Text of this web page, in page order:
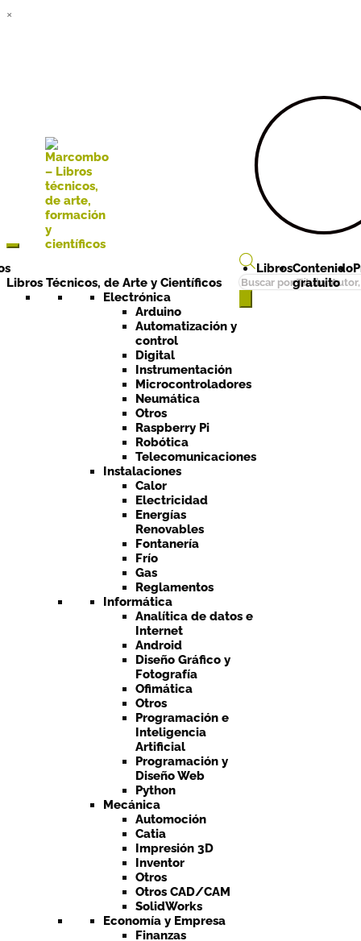
×
Búsqueda
de
Libros Técnicos, de Arte y Científicos
Electrónica
Arduino
Automatización y
control
Digital
Instrumentación
Microcontroladores
Neumática
Otros
Raspberry Pi
Robótica
Telecomunicaciones
Instalaciones
Calor
Electricidad
Energías
Renovables
Fontanería
Frío
Gas
Reglamentos
Informática
Analítica de datos e
Internet
Android
Diseño Gráfico y
Fotografía
Ofimática
Otros
Programación e
Inteligencia
Artificial
Programación y
Diseño Web
Python
Mecánica
Automoción
Catia
Impresión 3D
Inventor
Otros
Otros CAD/CAM
SolidWorks
Economía y Empresa
Finanzas
LibrosContenido
gratuito